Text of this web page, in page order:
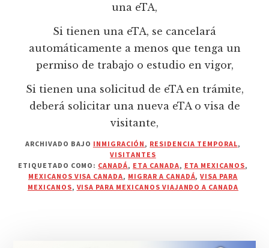
una eTA,
Si tienen una eTA, se cancelará
automáticamente a menos que tenga un
permiso de trabajo o estudio en vigor,
Si tienen una solicitud de eTA en trámite,
deberá solicitar una nueva eTA o visa de
visitante,
ARCHIVADO BAJO INMIGRACIÓN , RESIDENCIA TEMPORAL,
VISITANTES
ETIQUETADO COMO: CANADÁ, ETA CANADA, ETA MEXICANOS,
MEXICANOS VISA CANADA, MIGRAR A CANADÁ,VISA PARA
MEXICANOS, VISA PARA MEXICANOS VIAJANDO A CANADA